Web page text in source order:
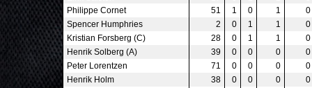
Philippe Cornet
51 1 0 1
0
Spencer Humphries
2 0 1 1
0
Kristian Forsberg (C)
28 0 1 1
0
Henrik Solberg (A)
39 0 0 0
0
Peter Lorentzen
71 0 0 0
0
Henrik Holm
38 0 0 0
0